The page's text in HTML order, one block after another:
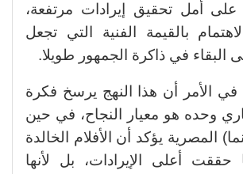
على أمل تحقيق إيرادات مرتفعة،
بالقيمة الفنية التي تجعل
البقاء في ذاكرة الجمهور طويلا.
الأمر أن هذا النهج يرسخ فكرة
وحده هو معيار النجاح، في حين
المصرية يؤكد أن الأفلام الخالدة
أعلى الإيرادات، بل لأنها